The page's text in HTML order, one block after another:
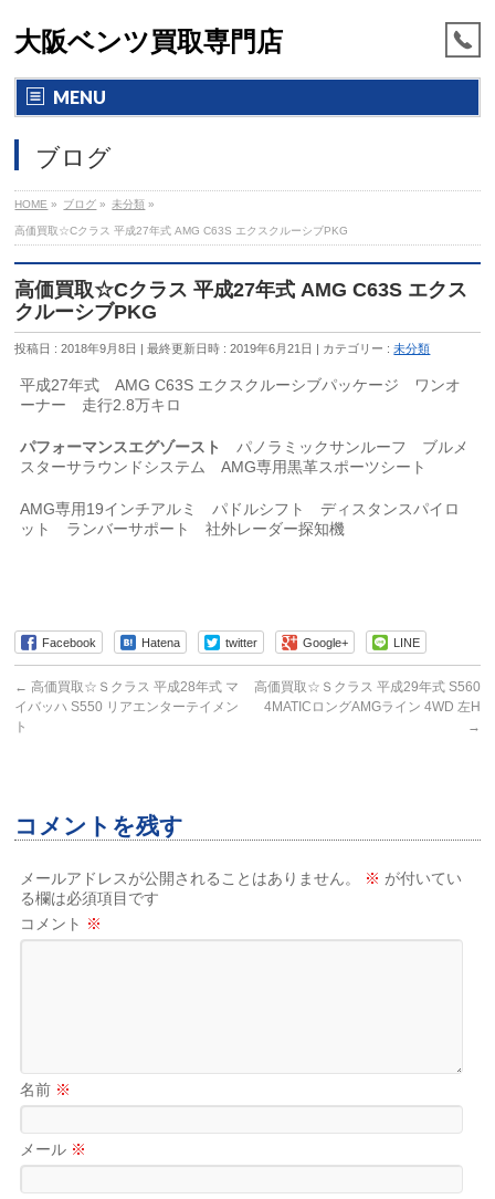
大阪ベンツ買取専門店
MENU
ブログ
HOME » ブログ » 未分類 »
高価買取☆Cクラス 平成27年式 AMG C63S エクスクルーシブPKG
高価買取☆Cクラス 平成27年式 AMG C63S エクス
クルーシブPKG
投稿日 : 2018年9月8日 最終更新日時 : 2019年6月21日 カテゴリー :未分類
平成27年式 AMG C63S エクスクルーシブパッケージ ワンオ
ーナー 走行2.8万キロ
パフォーマンスエグゾースト
パノラミックサンルーフ ブルメ
スターサラウンドシステム AMG専用黒革スポーツシート
AMG専用19インチアルミ パドルシフト ディスタンスパイロ
ット ランバーサポート 社外レーダー探知機
Facebook Hatena twitter Google+ LINE
← 高価買取☆Ｓクラス 平成28年式 マ
イバッハ S550 リアエンターテイメン
ト
高価買取☆Ｓクラス 平成29年式 S560
4MATICロングAMGライン 4WD 左H
→
コメントを残す
メールアドレスが公開されることはありません。 ※ が付いてい
る欄は必須項目です
コメント ※
名前 ※
メール ※